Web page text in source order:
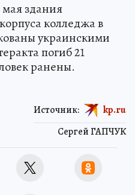
здания
колледжа в
украинскими
погиб 21
ранены.
Сергей ГАПЧУК
Источник: kp.ru